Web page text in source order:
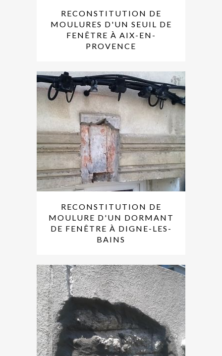
RECONSTITUTION DE
MOULURES D'UN SEUIL DE
FENÊTRE À AIX-EN-
PROVENCE
RECONSTITUTION DE
MOULURE D'UN DORMANT
DE FENÊTRE À DIGNE-LES-
BAINS